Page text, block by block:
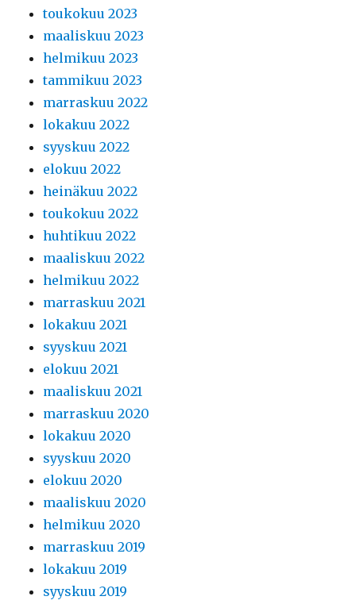
toukokuu 2023
maaliskuu 2023
helmikuu 2023
tammikuu 2023
marraskuu 2022
lokakuu 2022
syyskuu 2022
elokuu 2022
heinäkuu 2022
toukokuu 2022
huhtikuu 2022
maaliskuu 2022
helmikuu 2022
marraskuu 2021
lokakuu 2021
syyskuu 2021
elokuu 2021
maaliskuu 2021
marraskuu 2020
lokakuu 2020
syyskuu 2020
elokuu 2020
maaliskuu 2020
helmikuu 2020
marraskuu 2019
lokakuu 2019
syyskuu 2019